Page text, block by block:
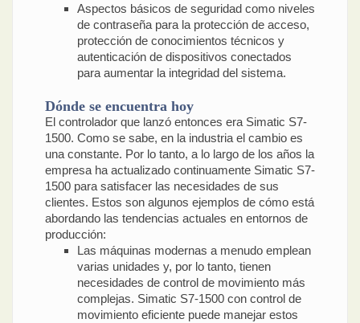
Aspectos básicos de seguridad como niveles
de contraseña para la protección de acceso,
protección de conocimientos técnicos y
autenticación de dispositivos conectados
para aumentar la integridad del sistema.
Dónde se encuentra hoy
El controlador que lanzó entonces era Simatic S7-
1500. Como se sabe, en la industria el cambio es
una constante. Por lo tanto, a lo largo de los años la
empresa ha actualizado continuamente Simatic S7-
1500 para satisfacer las necesidades de sus
clientes. Estos son algunos ejemplos de cómo está
abordando las tendencias actuales en entornos de
producción:
Las máquinas modernas a menudo emplean
varias unidades y, por lo tanto, tienen
necesidades de control de movimiento más
complejas. Simatic S7-1500 con control de
movimiento eficiente puede manejar estos